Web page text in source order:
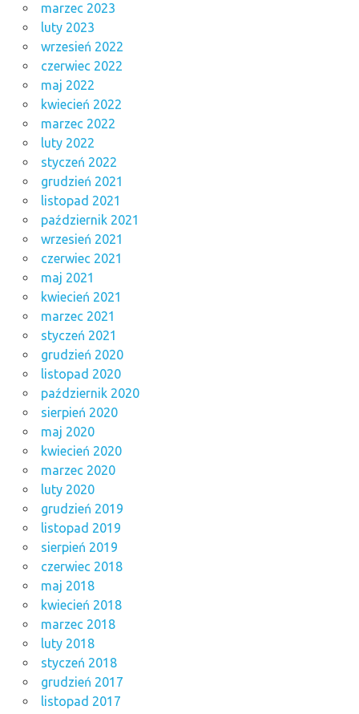
marzec 2023
luty 2023
wrzesień 2022
czerwiec 2022
maj 2022
kwiecień 2022
marzec 2022
luty 2022
styczeń 2022
grudzień 2021
listopad 2021
październik 2021
wrzesień 2021
czerwiec 2021
maj 2021
kwiecień 2021
marzec 2021
styczeń 2021
grudzień 2020
listopad 2020
październik 2020
sierpień 2020
maj 2020
kwiecień 2020
marzec 2020
luty 2020
grudzień 2019
listopad 2019
sierpień 2019
czerwiec 2018
maj 2018
kwiecień 2018
marzec 2018
luty 2018
styczeń 2018
grudzień 2017
listopad 2017